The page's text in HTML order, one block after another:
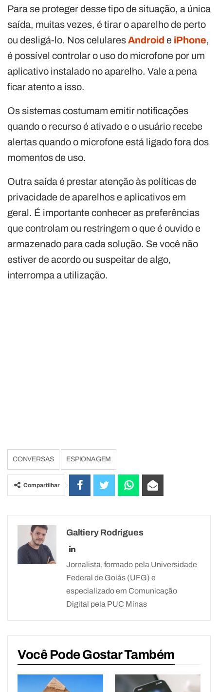
Para se proteger desse tipo de situação, a única
saída, muitas vezes, é tirar o aparelho de perto
ou desligá-lo. Nos celularesAndroid e iPhone,
é possível controlar o uso do microfone por um
aplicativo instalado no aparelho. Vale a pena
ficar atento a isso.
Os sistemas costumam emitir notificações
quando o recurso é ativado e o usuário recebe
alertas quando o microfone está ligado fora dos
momentos de uso.
Outra saída é prestar atenção às políticas de
privacidade de aparelhos e aplicativos em
geral. É importante conhecer as preferências
que controlam ou restringem o que é ouvido e
armazenado para cada solução. Se você não
estiver de acordo ou suspeitar de algo,
interrompa a utilização.
CONVERSAS ESPIONAGEM
Compartilhar
Galtiery Rodrigues
Jornalista, formado pela Universidade
Federal de Goiás (UFG) e
especializado em Comunicação
Digital pela PUC Minas
Você Pode Gostar Também